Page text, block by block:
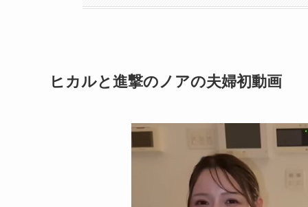
ヒカルと進撃のノアの夫婦初動画